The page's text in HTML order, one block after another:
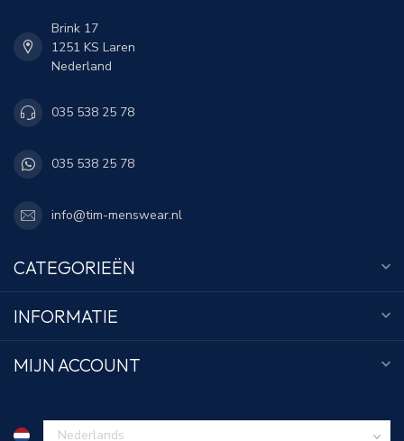
Brink 17
1251 KS Laren
Nederland
035 538 25 78
035 538 25 78
info@tim-menswear.nl
CATEGORIEËN
INFORMATIE
MIJN ACCOUNT